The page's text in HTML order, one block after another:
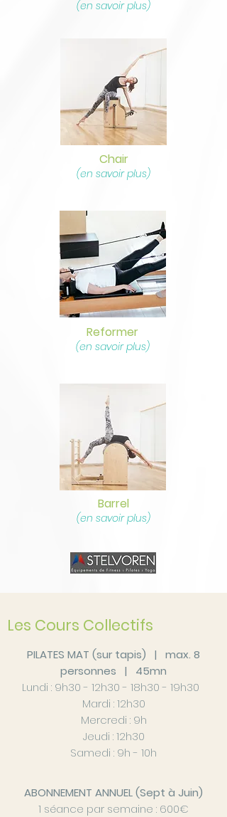
(en savoir plus)
Chair
(en savoir plus)
Reformer
(en savoir plus)
Barrel
(en savoir plus)
Les Cours Collectifs
PILATES MAT (sur tapis) | max. 8
personnes | 45mn
Lundi : 9h30 - 12h30 - 18h30 - 19h30
Mardi : 12h30
Mercredi : 9h
Jeudi : 12h30
Samedi : 9h - 10h
ABONNEMENT ANNUEL (Sept à Juin)
1 séance par semaine : 600€